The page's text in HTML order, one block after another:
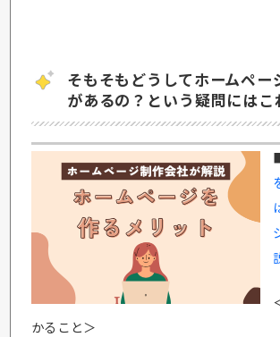
そもそもどうしてホームペー
があるの？という疑問にはこ
かること＞